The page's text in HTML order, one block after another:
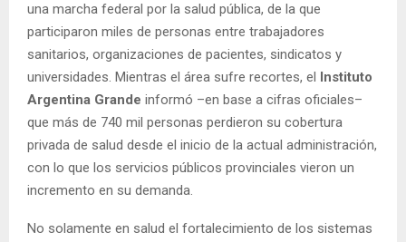
una marcha federal por la salud pública, de la que
participaron miles de personas entre trabajadores
sanitarios, organizaciones de pacientes, sindicatos y
universidades. Mientras el área sufre recortes, el
Instituto
Argentina Grande informó –en base a cifras oficiales–
que más de 740 mil personas perdieron su cobertura
privada de salud desde el inicio de la actual administración,
con lo que los servicios públicos provinciales vieron un
incremento en su demanda.
No solamente en salud el fortalecimiento de los sistemas